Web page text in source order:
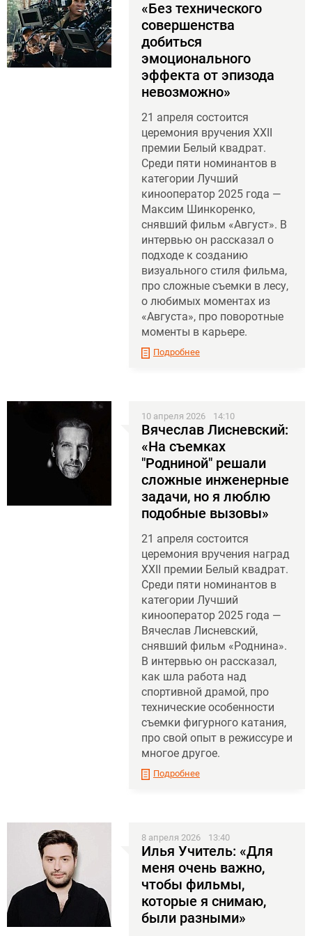
«Без технического
совершенства
добиться
эмоционального
эффекта от эпизода
невозможно»
21 апреля состоится
церемония вручения XXII
премии Белый квадрат.
Среди пяти номинантов в
категории Лучший
кинооператор 2025 года —
Максим Шинкоренко,
снявший фильм «Август». В
интервью он рассказал о
подходе к созданию
визуального стиля фильма,
про сложные съемки в лесу,
о любимых моментах из
«Августа», про поворотные
моменты в карьере.
Подробнее
10 апреля 2026 14:10
Вячеслав Лисневский:
«На съемках
"Родниной" решали
сложные инженерные
задачи, но я люблю
подобные вызовы»
21 апреля состоится
церемония вручения наград
XXII премии Белый квадрат.
Среди пяти номинантов в
категории Лучший
кинооператор 2025 года —
Вячеслав Лисневский,
снявший фильм «Роднина».
В интервью он рассказал,
как шла работа над
спортивной драмой, про
технические особенности
съемки фигурного катания,
про свой опыт в режиссуре и
многое другое.
Подробнее
8 апреля 2026 13:40
Илья Учитель: «Для
меня очень важно,
чтобы фильмы,
которые я снимаю,
были разными»